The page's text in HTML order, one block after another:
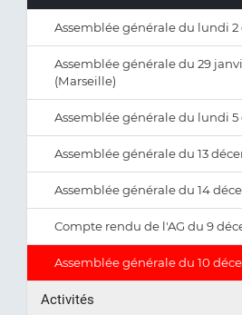
Assemblée générale du lundi
Assemblée générale du 29
(Marseille)
Assemblée générale du lundi 5
Assemblée générale du 13
Assemblée générale du 14
Compte rendu de l'AG du 9
Assemblée générale du 10
Activités